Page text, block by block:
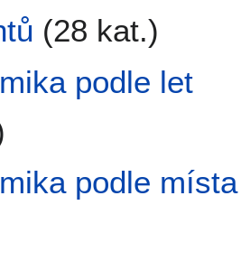
(28 kat.)
podle let
podle místa